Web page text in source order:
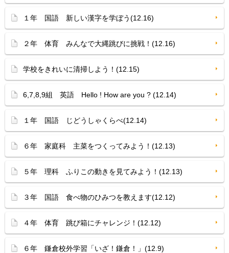
１年 国語 新しい漢字を学ぼう(12.16)
２年 体育 みんなで大縄跳びに挑戦！(12.16)
学校をきれいに清掃しよう！(12.15)
6,7,8,9組 英語 Hello ! How are you ? (12.14)
１年 国語 じどうしゃくらべ(12.14)
６年 家庭科 主菜をつくってみよう！(12.13)
５年 理科 ふりこの動きを見てみよう！(12.13)
３年 国語 食べ物のひみつを教えます(12.12)
４年 体育 跳び箱にチャレンジ！(12.12)
６年 鎌倉校外学習「いざ！鎌倉！」(12.9)